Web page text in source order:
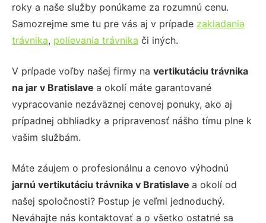
roky a naše služby ponúkame za rozumnú cenu.
Samozrejme sme tu pre vás aj v prípade zakladania
trávnika, polievania trávnika či iných.
V prípade voľby našej firmy na vertikutáciu trávnika
na jar v Bratislave a okolí máte garantované
vypracovanie nezáväznej cenovej ponuky, ako aj
prípadnej obhliadky a pripravenosť nášho tímu plne k
vašim službám.
Máte záujem o profesionálnu a cenovo výhodnú
jarnú vertikutáciu trávnika v Bratislave a okolí od
našej spoločnosti? Postup je veľmi jednoduchý.
Neváhajte nás kontaktovať a o všetko ostatné sa